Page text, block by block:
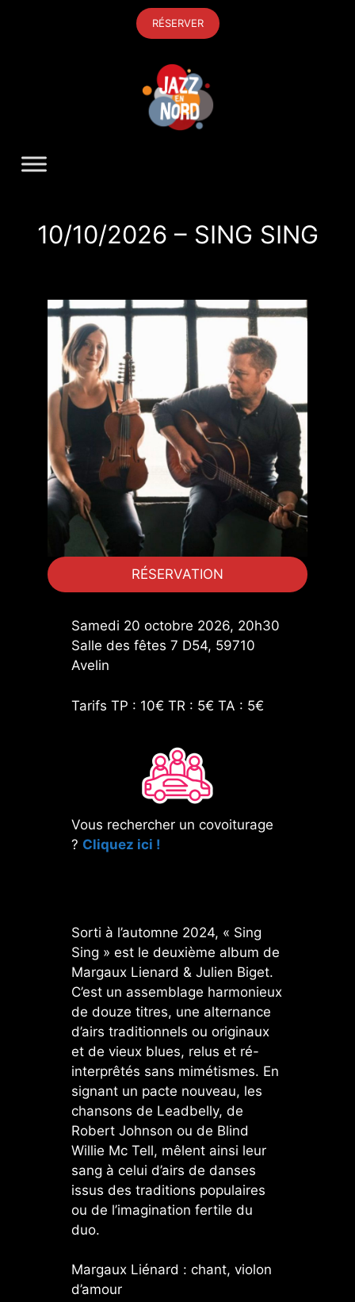
RÉSERVER
10/10/2026 – SING SING
RÉSERVATION
Samedi 20 octobre 2026, 20h30
Salle des fêtes 7 D54, 59710
Avelin
Tarifs TP : 10€ TR : 5€ TA : 5€
Vous rechercher un covoiturage
? Cliquez ici !
Sorti à l’automne 2024, « Sing
Sing » est le deuxième album de
Margaux Lienard & Julien Biget.
C’est un assemblage harmonieux
de douze titres, une alternance
d’airs traditionnels ou originaux
et de vieux blues, relus et ré-
interprêtés sans mimétismes. En
signant un pacte nouveau, les
chansons de Leadbelly, de
Robert Johnson ou de Blind
Willie Mc Tell, mêlent ainsi leur
sang à celui d’airs de danses
issus des traditions populaires
ou de l’imagination fertile du
duo.
Margaux Liénard : chant, violon
d’amour